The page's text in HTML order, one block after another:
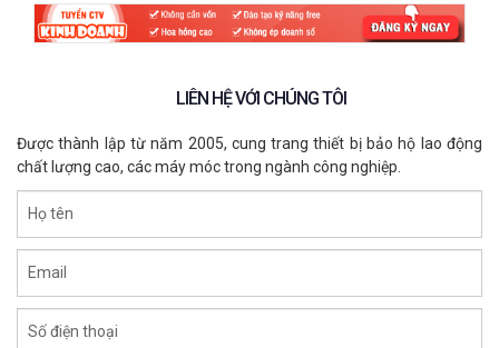
LIÊN HỆ VỚI CHÚNG TÔI
Được thành lập từ năm 2005, cung trang thiết bị bảo hộ lao động
chất lượng cao, các máy móc trong ngành công nghiệp.
Họ tên
Email
Số điện thoại